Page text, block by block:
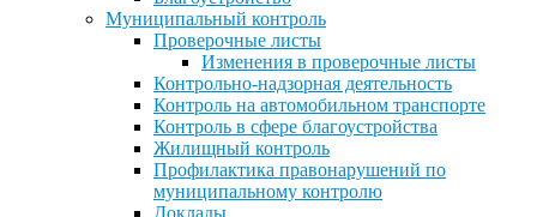
Муниципальный контроль
Проверочные листы
Изменения в проверочные листы
Контрольно-надзорная деятельность
Контроль на автомобильном транспорте
Контроль в сфере благоустройства
Жилищный контроль
Профилактика правонарушений по
муниципальному контролю
Доклады